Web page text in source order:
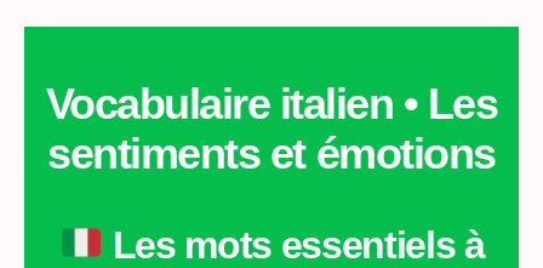
émotions
Vocabulaire italien • Les
sentiments et émotions
Les mots essentiels à